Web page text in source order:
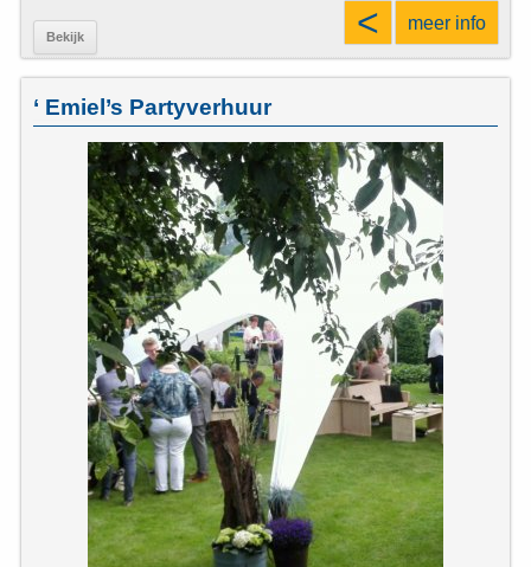
Bekijk < meer info
‘ Emiel’s Partyverhuur